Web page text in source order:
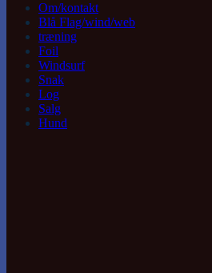
Om/kontakt
Blå Flag/wind/web
træning
Foil
Windsurf
Snak
Log
Salg
Hund